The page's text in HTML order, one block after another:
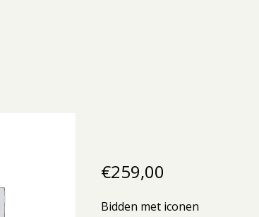
€259,00
Bidden met iconen